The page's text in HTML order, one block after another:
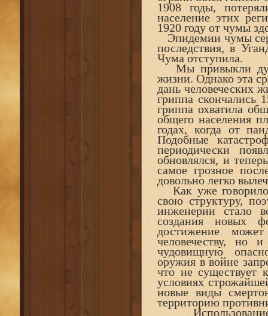
1908 годы,
население этих
1920 году от чумы
Эпидемии чумы
последствия, в
Чума отступила.
Мы привыкли
жизни. Однако эта
дань человеческих
гриппа скончались
гриппа охватила
общего населения
годах, когда от
Подобные
периодически
обновлялся, и
самое грозное
довольно легко
Как уже
свою структуру,
инженерии стало
создания новых
достижение
человечеству, но
чудовищную
оружия в войне
что не существует
условиях
новые виды
территорию